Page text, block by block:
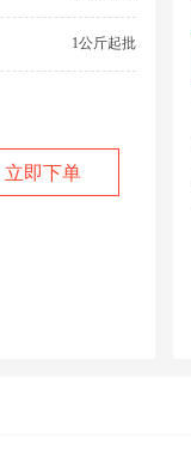
1公斤起批
立即下单